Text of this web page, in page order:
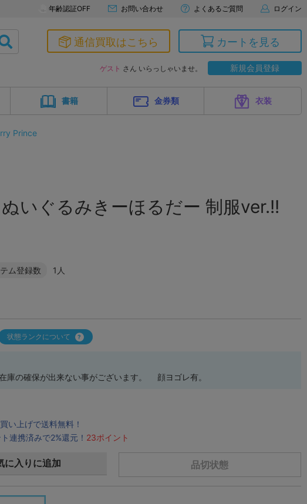
年齢認証OFF お問い合わせ よくあるご質問 ログイン
通信買取はこちら カートを見る
ゲスト さん いらっしゃいませ。 新規会員登録
書籍 金券類 衣装
Prince
いぐるみきーほるだー 制服ver.!!
ム登録数 1人
状態ランクについて
庫の確保が出来ない事がございます。 顔ヨゴレ有。
い上げで送料無料！
連携済みで2%還元！ 23ポイント
品切状態
に入りに追加